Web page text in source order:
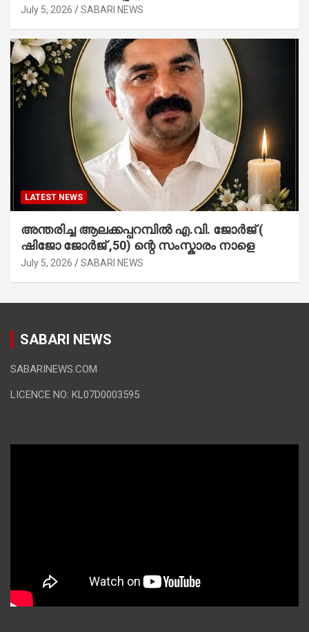
July 5, 2026 SABARI NEWS
LATEST NEWS
അന്തരിച്ച ആ​ല​ക്ക​പ്പ​റമ്പിൽ​ എ.​വി. ജോ​ർ​ജ് (
ഷിജോ ജോർജ് ,50) ന്റെ സംസ്കാരം നാളെ
July 5, 2026 SABARI NEWS
SABARI NEWS
SABARINEWS.COM
LICENCE NO: KL07D0003595